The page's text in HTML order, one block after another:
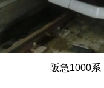
阪急1000